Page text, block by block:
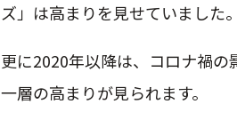
ズ」は高まりを見せていました。
更に2020年以降は、コロナ禍
一層の高まりが見られます。